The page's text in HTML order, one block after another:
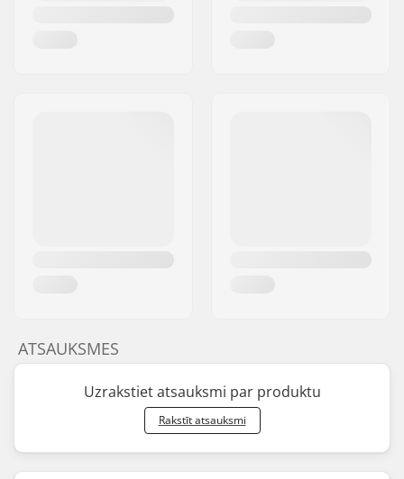
ATSAUKSMES
Uzrakstiet atsauksmi par produktu
Rakstīt atsauksmi